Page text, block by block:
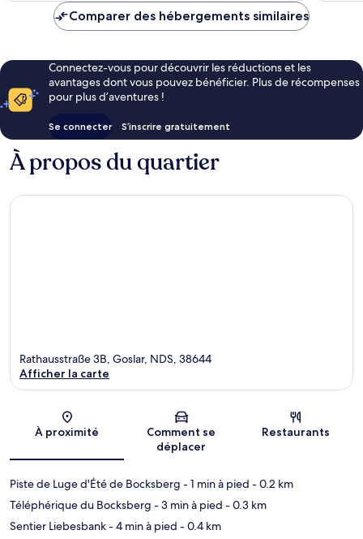
Comparer des hébergements similaires
Connectez-vous pour découvrir les réductions et les
avantages dont vous pouvez bénéficier. Plus de récompenses
pour plus d’aventures !
Se connecter S’inscrire gratuitement
À propos du quartier
Carte
Rathausstraße 3B, Goslar, NDS, 38644
Afficher la carte
À proximité
Comment se
déplacer
Restaurants
Piste de Luge d'Été de Bocksberg - 1 min à pied - 0.2 km
Téléphérique du Bocksberg - 3 min à pied - 0.3 km
Sentier Liebesbank- 4 min à pied - 0.4 km